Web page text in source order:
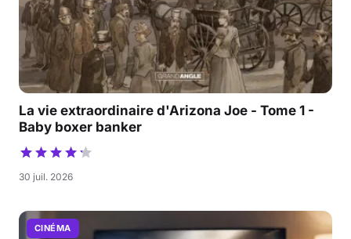
La vie extraordinaire d'Arizona Joe - Tome 1 -
Baby boxer banker
30 juil. 2026
CINÉMA